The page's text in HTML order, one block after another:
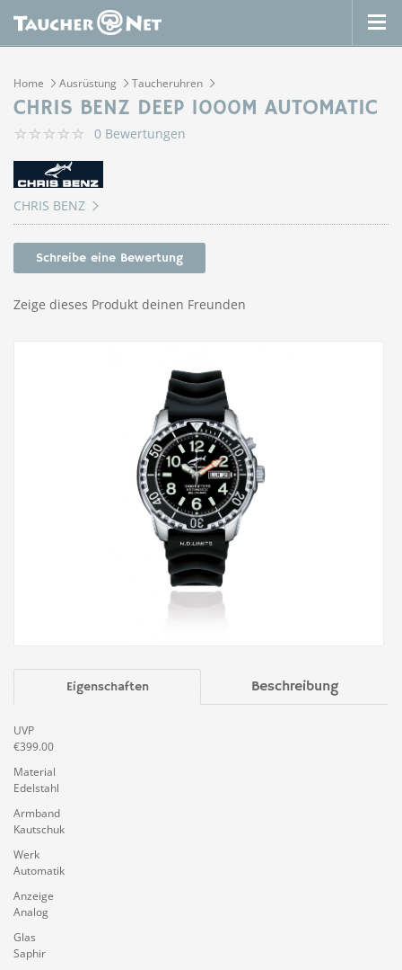
Home Ausrüstung Taucheruhren
CHRIS BENZ DEEP 1000M AUTOMATIC
0 Bewertungen
CHRIS BENZ
Schreibe eine Bewertung
Zeige dieses Produkt deinen Freunden
Eigenschaften Beschreibung
UVP
€399.00
Material
Edelstahl
Armband
Kautschuk
Werk
Automatik
Anzeige
Analog
Glas
Saphir